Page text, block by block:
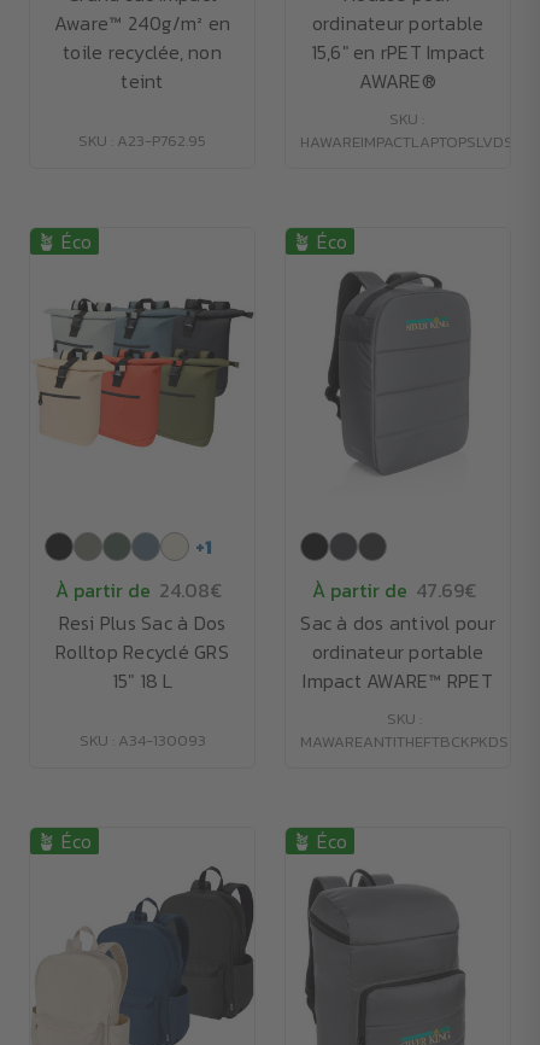
Aware™ 240g/m² en
toile recyclée, non
teint
SKU : A23-P762.95
ordinateur portable
15,6" en rPET Impact
AWARE®
SKU :
HAWAREIMPACTLAPTOPSLVDS
🪴 Éco
+1
À partir de 24.08€
Resi Plus Sac à Dos
Rolltop Recyclé GRS
15" 18 L
SKU : A34-130093
🪴 Éco
À partir de 47.69€
Sac à dos antivol pour
ordinateur portable
Impact AWARE™ RPET
SKU :
MAWAREANTITHEFTBCKPKDS
🪴 Éco 🪴 Éco